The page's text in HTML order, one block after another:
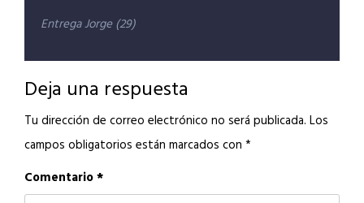
Navegación
de
entradas
Entrega Jorge (29)
Deja una respuesta
Tu dirección de correo electrónico no será publicada. Los
campos obligatorios están marcados con *
Comentario*